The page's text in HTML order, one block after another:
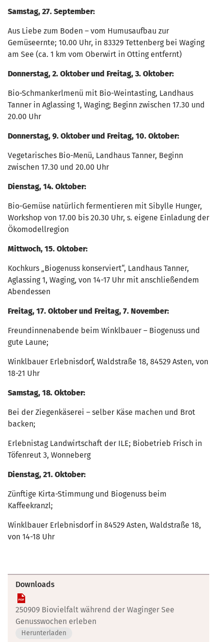
Samstag, 27. September:
Aus Liebe zum Boden – vom Humusaufbau zur
Gemüseernte; 10.00 Uhr, in 83329 Tettenberg bei Waging
am See (ca. 1 km vom Oberwirt in Otting entfernt)
Donnerstag, 2. Oktober und Freitag, 3. Oktober:
Bio-Schmankerlmenü mit Bio-Weintasting, Landhaus
Tanner in Aglassing 1, Waging; Beginn zwischen 17.30 und
20.00 Uhr
Donnerstag, 9. Oktober und Freitag, 10. Oktober:
Vegetarisches Bio-Menü, Landhaus Tanner, Beginn
zwischen 17.30 und 20.00 Uhr
Dienstag, 14. Oktober:
Bio-Gemüse natürlich fermentieren mit Sibylle Hunger,
Workshop von 17.00 bis 20.30 Uhr, s. eigene Einladung der
Ökomodellregion
Mittwoch, 15. Oktober:
Kochkurs „Biogenuss konserviert“, Landhaus Tanner,
Aglassing 1, Waging, von 14-17 Uhr mit anschließendem
Abendessen
Freitag, 17. Oktober und Freitag, 7. November:
Freundinnenabende beim Winklbauer – Biogenuss und
gute Laune;
Winklbauer Erlebnisdorf, Waldstraße 18, 84529 Asten, von
18-21 Uhr
Samstag, 18. Oktober:
Bei der Ziegenkäserei – selber Käse machen und Brot
backen;
Erlebnistag Landwirtschaft der ILE; Biobetrieb Frisch in
Töfenreut 3, Wonneberg
Dienstag, 21. Oktober:
Zünftige Kirta-Stimmung und Biogenuss beim
Kaffeekranzl;
Winklbauer Erlebnisdorf in 84529 Asten, Waldstraße 18,
von 14-18 Uhr
Downloads
250909 Biovielfalt während der Waginger See
Genusswochen erleben
Herunterladen